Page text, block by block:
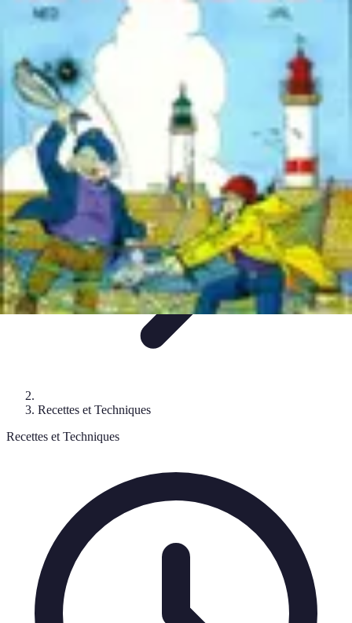
Recettes de Poissons
Recettes Faciles Recettes
Recettes de Poisson
Recettes de Poissons
Recettes et Techniques
Recettes et Techniques